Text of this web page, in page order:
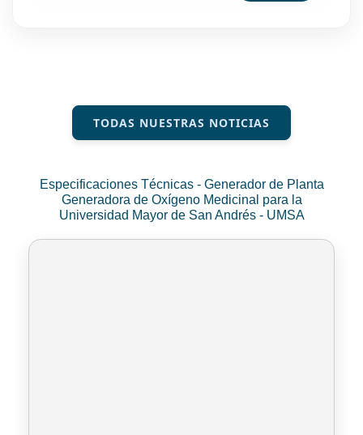
TODAS NUESTRAS NOTICIAS
Especificaciones Técnicas - Generador de Planta
Generadora de Oxígeno Medicinal para la
Universidad Mayor de San Andrés - UMSA